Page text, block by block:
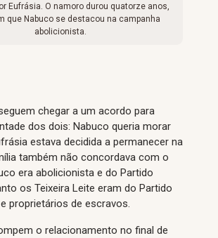
Eufrásia. O namoro durou quatorze anos,
que Nabuco se destacou na campanha
abolicionista.
chegar a um acordo para
dos dois: Nabuco queria morar
estava decidida a permanecer na
também não concordava com o
era abolicionista e do Partido
os Teixeira Leite eram do Partido
proprietários de escravos.
o relacionamento no final de